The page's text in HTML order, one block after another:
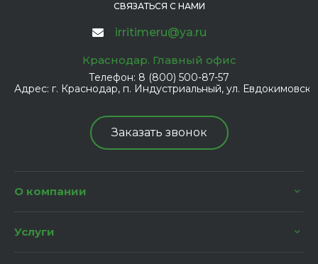
СВЯЗАТЬСЯ С НАМИ
irritimeru@ya.ru
Краснодар. Главный офис
Телефон: 8 (800) 500-87-57
Адрес: г. Краснодар, п. Индустриальный, ул.
Заказать звонок
О компании
Услуги